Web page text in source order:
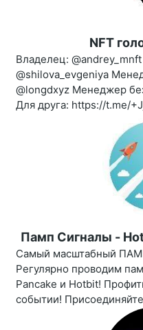
NFT
Владелец:
@shilova_evgeniya
@longdxyz Менеджер
Для друга: https://t.me/
Памп Сигналы -
Самый масштабный
Регулярно проводим
Pancake и Hotbit!
событии!